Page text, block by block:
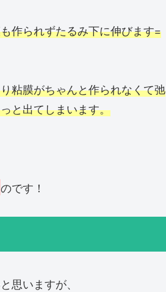
作られずたるみ下に伸びます=
粘膜がちゃんと作られなくて弛
と出てしまいます。
のです！
思いますが、